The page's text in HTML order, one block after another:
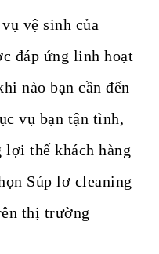
vệ sinh của
đáp ứng linh hoạt
nào bạn cần đến
vụ bạn tận tình,
lợi thế khách hàng
Súp lơ cleaning
thị trường